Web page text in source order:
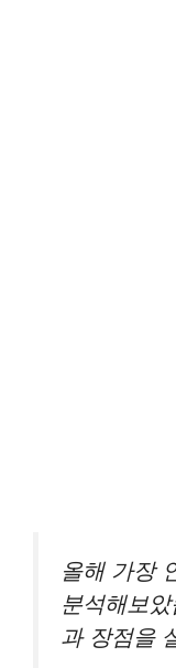
올해 가장
분석해보
과 장점을